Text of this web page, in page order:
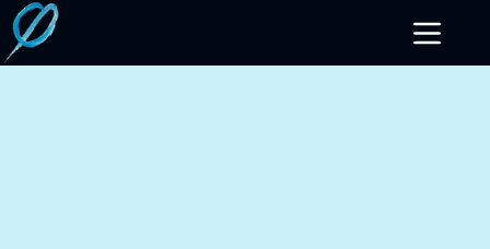
Saltar
contenido